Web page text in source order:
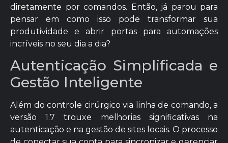
diretamente por comandos. Então, já parou para
pensar em como isso pode transformar sua
produtividade e abrir portas para automações
incríveis no seu dia a dia?
Autenticação Simplificada e
Gestão Inteligente
Além do controle cirúrgico via linha de comando, a
versão 1.7 trouxe melhorias significativas na
autenticação e na gestão de sites locais. O processo